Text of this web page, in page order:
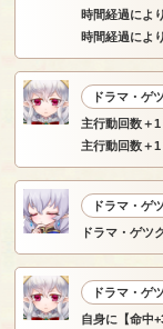
時間経過によ
時間経過によ
ドラマ・ゲ
主行動回数＋1
主行動回数＋1
ドラマ・ゲ
ドラマ・ゲツ
ドラマ・ゲ
自身に【命中